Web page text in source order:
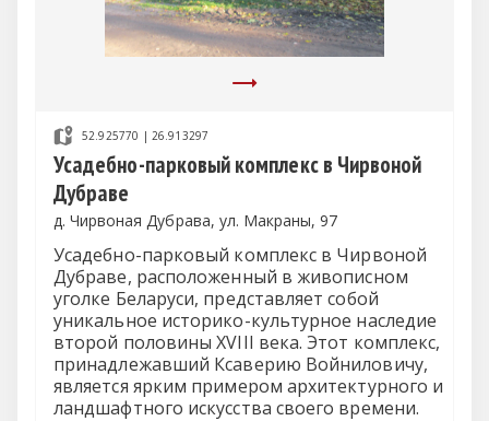
52.925770 | 26.913297
Усадебно-парковый комплекс в Чирвоной
Дубраве
д. Чирвоная Дубрава, ул. Макраны, 97
Усадебно-парковый комплекс в Чирвоной
Дубраве, расположенный в живописном
уголке Беларуси, представляет собой
уникальное историко-культурное наследие
второй половины XVIII века. Этот комплекс,
принадлежавший Ксаверию Войниловичу,
является ярким примером архитектурного и
ландшафтного искусства своего времени.